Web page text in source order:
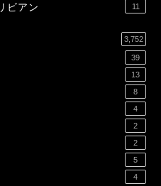
ビアン 11
3,752
39
13
8
4
2
2
5
4